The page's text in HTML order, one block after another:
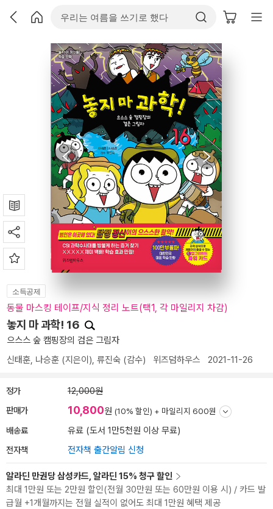
소득공제
동물 마스킹 테이프/지식 정리 노트(택1, 각 마일리지 차감)
놓지 마 과학! 16
으스스 숲 캠핑장의 검은 그림자
신태훈, 나승훈 (지은이), 류진숙 (감수) 위즈덤하우스 2021-11-26
정가 12,000원
판매가 10,800원 (10% 할인) + 마일리지 600원
배송료 유료 (도서 1만5천원 이상 무료)
전자책 전자책 출간알림 신청
알라딘 만권당 삼성카드, 알라딘 15% 청구 할인
최대 1만원 또는 2만원 할인(전월 30만원 또는 60만원 이용 시) / 카드 발
급월 +1개월까지는 전월 실적이 없어도 최대 1만원 혜택 제공